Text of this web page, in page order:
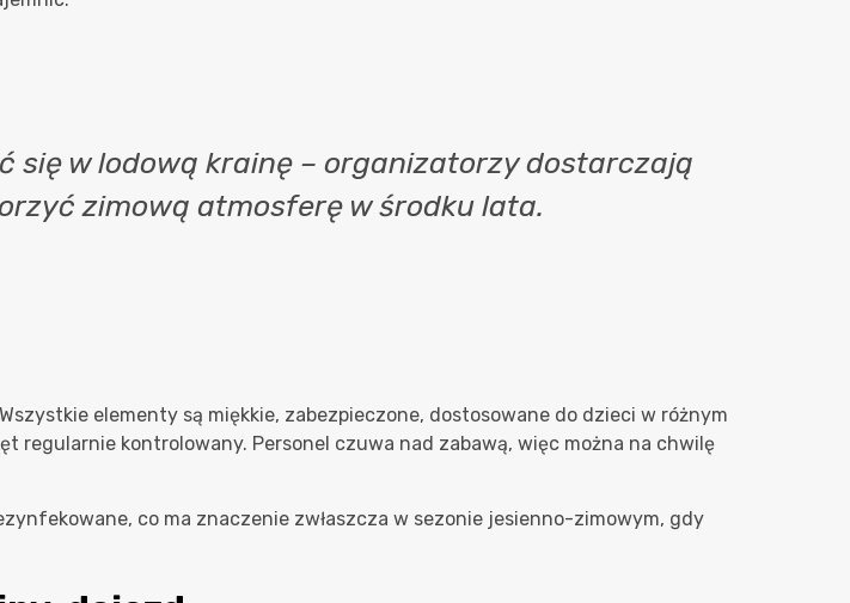
się w lodową krainę – organizatorzy dostarczają
zimową atmosferę w środku lata.
elementy są miękkie, zabezpieczone, dostosowane do dzieci w różnym
regularnie kontrolowany. Personel czuwa nad zabawą, więc można na chwilę
co ma znaczenie zwłaszcza w sezonie jesienno-zimowym, gdy